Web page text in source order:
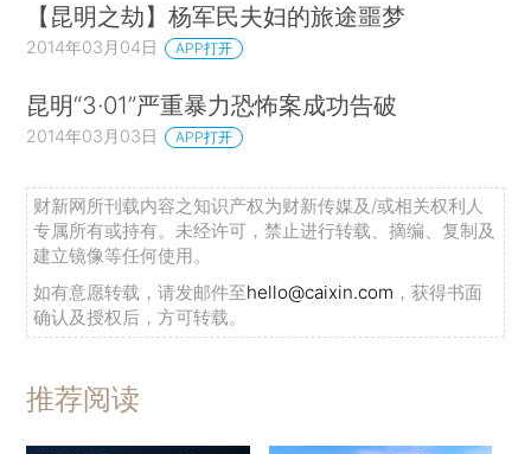
【昆明之劫】杨军民夫妇的旅途噩梦
2014年03月04日 APP打开
昆明“3·01”严重暴力恐怖案成功告破
2014年03月03日 APP打开
财新网所刊载内容之知识产权为财新传媒及/或相关权利人
专属所有或持有。未经许可，禁止进行转载、摘编、复制及
建立镜像等任何使用。
如有意愿转载，请发邮件至hello@caixin.com ，获得书面
确认及授权后，方可转载。
推荐阅读